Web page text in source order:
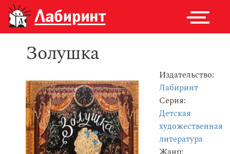
Золушка
Издательство:
Лабиринт
Серия:
Детская
художественная
литература